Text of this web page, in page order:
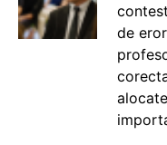
de